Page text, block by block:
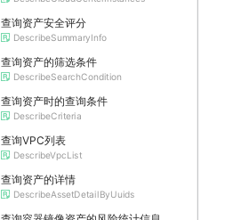
查询资产安全评分
DescribeSummaryInfo
查询资产的筛选条件
DescribeSearchCondition
查询资产时的查询条件
DescribeCriteria
查询VPC列表
DescribeVpcList
查询资产的详情
DescribeAssetDetailByUuids